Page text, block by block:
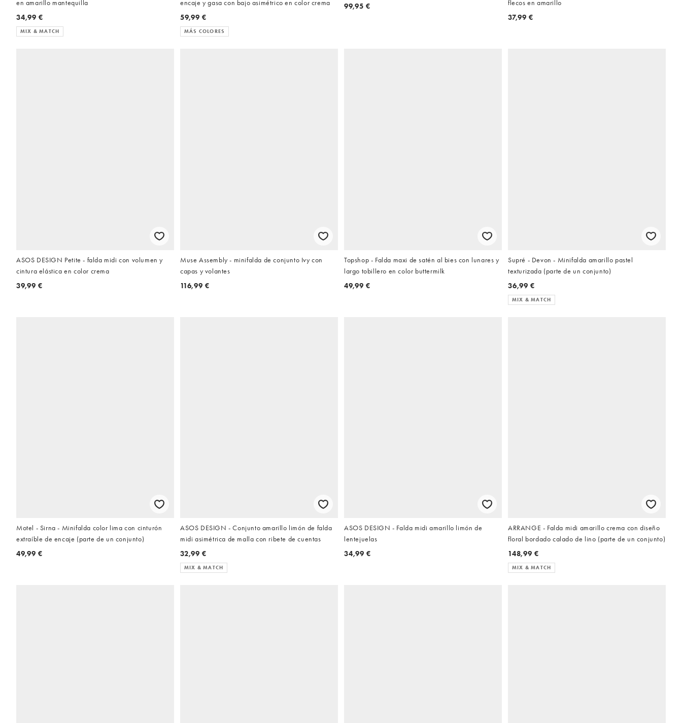
en amarillo mantequilla
34,99 €
MIX & MATCH
encaje y gasa con bajo asimétrico en color crema
59,99 €
MÁS COLORES
99,95 €
flecos en amarillo
37,99 €
ASOS DESIGN Petite - falda midi con volumen y
cintura elástica en color crema
39,99 €
Muse Assembly - minifalda de conjunto Ivy con
capas y volantes
116,99 €
Topshop - Falda maxi de satén al bies con lunares y
largo tobillero en color buttermilk
49,99 €
Supré - Devon - Minifalda amarillo pastel
texturizada (parte de un conjunto)
36,99 €
MIX & MATCH
Motel - Sirna - Minifalda color lima con cinturón
extraíble de encaje (parte de un conjunto)
49,99 €
ASOS DESIGN - Conjunto amarillo limón de falda
midi asimétrica de malla con ribete de cuentas
32,99 €
MIX & MATCH
ASOS DESIGN - Falda midi amarillo limón de
lentejuelas
34,99 €
ARRANGE - Falda midi amarillo crema con diseño
floral bordado calado de lino (parte de un conjunto)
148,99 €
MIX & MATCH